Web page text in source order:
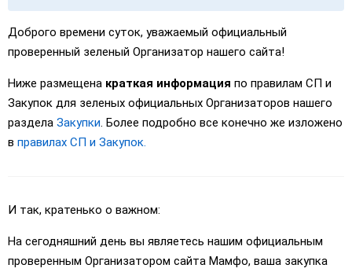
Доброго времени суток, уважаемый официальный
проверенный зеленый Организатор нашего сайта!
Ниже размещена краткая информация по правилам СП и
Закупок для зеленых официальных Организаторов нашего
раздела Закупки. Более подробно все конечно же изложено
в правилах СП и Закупок.
И так, кратенько о важном:
На сегодняшний день вы являетесь нашим официальным
проверенным Организатором сайта Мамфо, ваша закупка